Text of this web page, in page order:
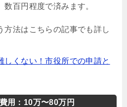
百円程度で済みます。
方法はこちらの記事でも詳し
しくない！市役所での申請と
用：10万〜80万円